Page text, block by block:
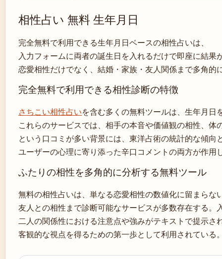
相性占い 無料 生年月日
完全無料で利用できる生年月日ベースの相性占いは、
入力フォームに両者の誕生日を入れるだけで即座に結
恋愛相性だけでなく、結婚・家族・友人関係まで多角的
完全無料で利用できる相性診断の特徴
さちこい相性占いを含む多くの無料ツールは、生年月
これらのサービスでは、相手の本音や価値観の相性、
という口コミが多い背景には、東洋占術の統計的な傾向
ユーザーの心理に寄り添った辛口コメントの両方が作用
ふたりの相性を多角的に分析する無料ツール
無料の相性占いは、単なる恋愛相性の数値化に留まらな
友人との相性まで診断可能なサービスが多数存在する
二人の関係性における注意点や強みがテキストで提示
客観的な視点を得るための第一歩として利用されている